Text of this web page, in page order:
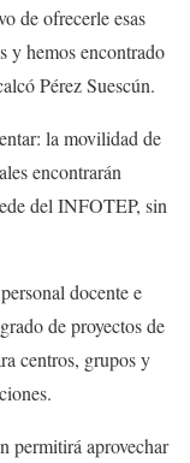
de ofrecerle esas
y hemos encontrado
Pérez Suescún.
la movilidad de
encontrarán
del INFOTEP, sin
docente e
de proyectos de
centros, grupos y
permitirá aprovechar